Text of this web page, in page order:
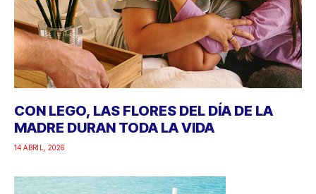
CON LEGO, LAS FLORES DEL DÍA DE LA
MADRE DURAN TODA LA VIDA
14 ABRIL, 2026